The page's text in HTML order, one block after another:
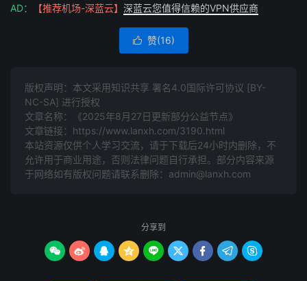
AD： 【推荐机场-深蓝云】 深蓝云您值得信赖的VPN供应商
 赞(16)
版权声明：本文采用知识共享 署名4.0国际许可协议 [BY-
NC-SA] 进行授权
文章名称：《2025年8月27日更新部分公益节点》
文章链接： https://www.lanxh.com/3190.html
本站资源仅供个人学习交流，请于下载后24小时内删除，不
允许用于商业用途，否则法律问题自行承担。部分内容来源
于网络如有版权问题请联系删除：admin@lanxh.com
分享到
        